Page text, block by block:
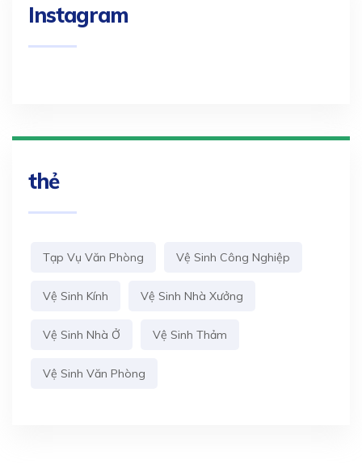
Instagram
thẻ
Tạp Vụ Văn Phòng Vệ Sinh Công Nghiệp
Vệ Sinh Kính Vệ Sinh Nhà Xưởng
Vệ Sinh Nhà Ở Vệ Sinh Thảm
Vệ Sinh Văn Phòng